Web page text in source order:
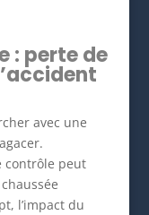
: perte de
avec une
contrôle peut
l’impact du